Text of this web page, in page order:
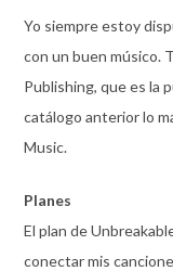
Yo siempre estoy
con un buen músico.
Publishing, que es la
catálogo anterior lo
Music.
Planes
El plan de
conectar mis